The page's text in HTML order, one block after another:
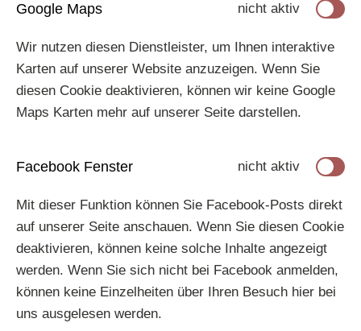
Google Maps nicht aktiv
Wir nutzen diesen Dienstleister, um Ihnen interaktive
Karten auf unserer Website anzuzeigen. Wenn Sie
diesen Cookie deaktivieren, können wir keine Google
Maps Karten mehr auf unserer Seite darstellen.
Facebook Fenster nicht aktiv
Mit dieser Funktion können Sie Facebook-Posts direkt
auf unserer Seite anschauen. Wenn Sie diesen Cookie
deaktivieren, können keine solche Inhalte angezeigt
werden. Wenn Sie sich nicht bei Facebook anmelden,
können keine Einzelheiten über Ihren Besuch hier bei
uns ausgelesen werden.